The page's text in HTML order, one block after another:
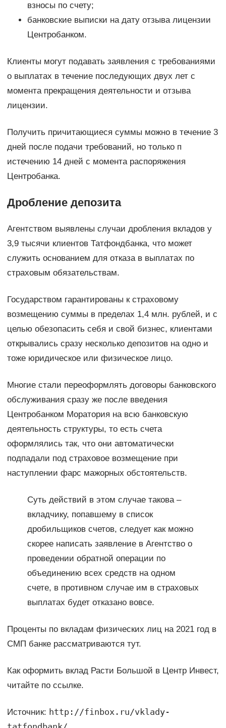
взносы по счету;
банковские выписки на дату отзыва лицензии
Центробанком.
Клиенты могут подавать заявления с требованиями
о выплатах в течение последующих двух лет с
момента прекращения деятельности и отзыва
лицензии.
Получить причитающиеся суммы можно в течение 3
дней после подачи требований, но только п
истечению 14 дней с момента распоряжения
Центробанка.
Дробление депозита
Агентством выявлены случаи дробления вкладов у
3,9 тысячи клиентов Татфондбанка, что может
служить основанием для отказа в выплатах по
страховым обязательствам.
Государством гарантированы к страховому
возмещению суммы в пределах 1,4 млн. рублей, и с
целью обезопасить себя и свой бизнес, клиентами
открывались сразу несколько депозитов на одно и
тоже юридическое или физическое лицо.
Многие стали переоформлять договоры банковского
обслуживания сразу же после введения
Центробанком Моратория на всю банковскую
деятельность структуры, то есть счета
оформлялись так, что они автоматически
подпадали под страховое возмещение при
наступлении фарс мажорных обстоятельств.
Суть действий в этом случае такова –
вкладчику, попавшему в список
дробильщиков счетов, следует как можно
скорее написать заявление в Агентство о
проведении обратной операции по
объединению всех средств на одном
счете, в противном случае им в страховых
выплатах будет отказано вовсе.
Проценты по вкладам физических лиц на 2021 год в
СМП банке рассматриваются тут.
Как оформить вклад Расти Большой в Центр Инвест,
читайте по ссылке.
Источник: http://finbox.ru/vklady-